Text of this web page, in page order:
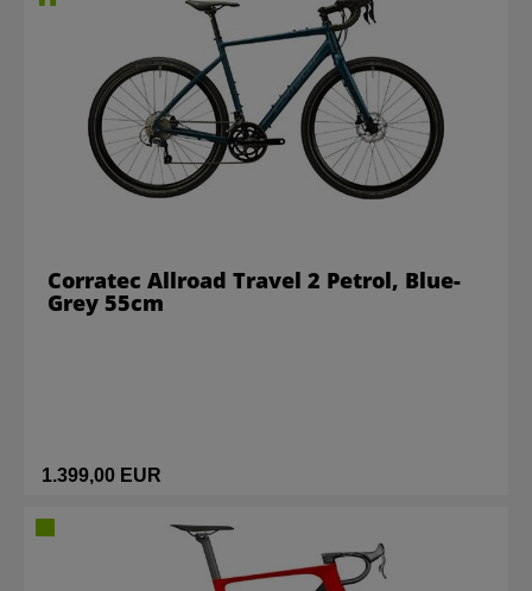
1.399,00 EUR
Corratec Allroad Travel 2 Petrol, Blue-
Grey 55cm